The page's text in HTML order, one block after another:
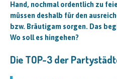
Hand, nochmal ordentlich zu
müssen deshalb für den
bzw. Bräutigam sorgen. Das
Wo soll es hingehen?
Die TOP-3 der